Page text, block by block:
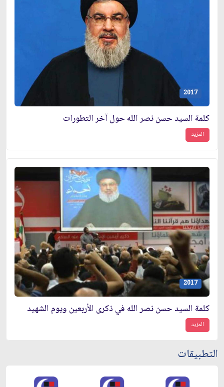
2017
كلمة السيد حسن نصر الله حول آخر التطورات
المزيد
2017
كلمة السيد حسن نصر الله في ذكرى الأربعين ويوم الشهيد
المزيد
التطبيقات